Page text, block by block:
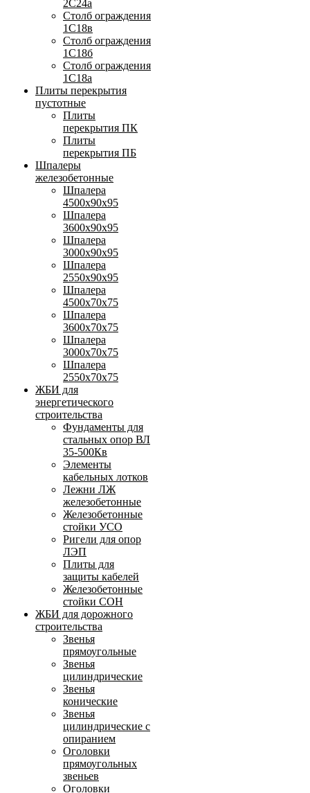
2С24а
Столб ограждения
1С18в
Столб ограждения
1С18б
Столб ограждения
1С18а
Плиты перекрытия
пустотные
Плиты
перекрытия ПК
Плиты
перекрытия ПБ
Шпалеры
железобетонные
Шпалера
4500х90х95
Шпалера
3600х90х95
Шпалера
3000х90х95
Шпалера
2550х90х95
Шпалера
4500х70х75
Шпалера
3600х70х75
Шпалера
3000х70х75
Шпалера
2550х70х75
ЖБИ для
энергетического
строительства
Фундаменты для
стальных опор ВЛ
35-500Кв
Элементы
кабельных лотков
Лежни ЛЖ
железобетонные
Железобетонные
стойки УСО
Ригели для опор
ЛЭП
Плиты для
защиты кабелей
Железобетонные
стойки СОН
ЖБИ для дорожного
строительства
Звенья
прямоугольные
Звенья
цилиндрические
Звенья
конические
Звенья
цилиндрические с
опиранием
Оголовки
прямоугольных
звеньев
Оголовки